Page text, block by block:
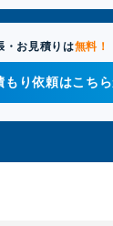
・お見積りは無料！
もり依頼はこち